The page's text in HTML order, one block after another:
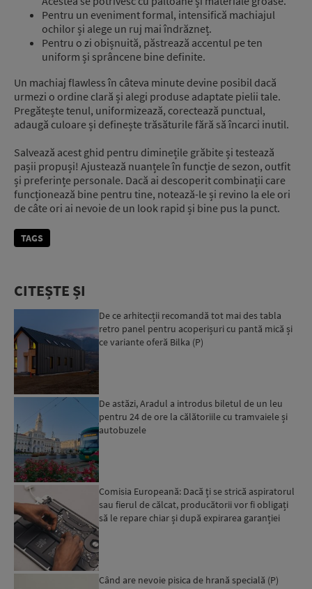
Pentru un eveniment formal, intensifică machiajul
ochilor și alege un ruj mai îndrăzneț.
Pentru o zi obișnuită, păstrează accentul pe ten
uniform și sprâncene bine definite.
Un machiaj flawless în câteva minute devine posibil dacă
urmezi o ordine clară și alegi produse adaptate pielii tale.
Pregătește tenul, uniformizează, corectează punctual,
adaugă culoare și definește trăsăturile fără să încarci inutil.
Salvează acest ghid pentru diminețile grăbite și testează
pașii propuși! Ajustează nuanțele în funcție de sezon, outfit
și preferințe personale. Dacă ai descoperit combinații care
funcționează bine pentru tine, notează-le și revino la ele ori
de câte ori ai nevoie de un look rapid și bine pus la punct.
TAGS
CITEȘTE ȘI
De ce arhitecții recomandă tot mai des tabla
retro panel pentru acoperișuri cu pantă mică și
ce variante oferă Bilka (P)
De astăzi, Aradul a introdus biletul de un leu
pentru 24 de ore la călătoriile cu tramvaiele și
autobuzele
Comisia Europeană: Dacă ți se strică aspiratorul
sau fierul de călcat, producătorii vor fi obligați
să le repare chiar și după expirarea garanției
Când are nevoie pisica de hrană specială (P)